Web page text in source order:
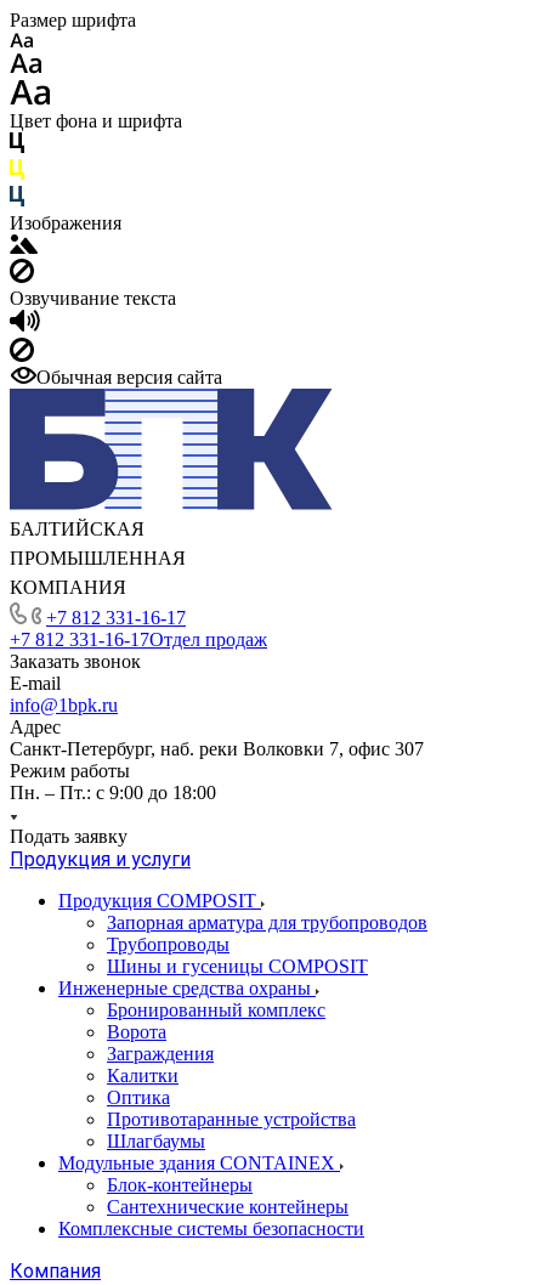
Размер шрифта
Цвет фона и шрифта
Изображения
Озвучивание текста
Обычная версия сайта
БАЛТИЙСКАЯ
ПРОМЫШЛЕННАЯ
КОМПАНИЯ
+7 812 331-16-17
+7 812 331-16-17Отдел продаж
Заказать звонок
E-mail
info@1bpk.ru
Адрес
Санкт-Петербург, наб. реки Волковки 7, офис 307
Режим работы
Пн. – Пт.: с 9:00 до 18:00
Подать заявку
Продукция и услуги
Продукция COMPOSIT
Запорная арматура для трубопроводов
Трубопроводы
Шины и гусеницы COMPOSIT
Инженерные средства охраны
Бронированный комплекс
Ворота
Заграждения
Калитки
Оптика
Противотаранные устройства
Шлагбаумы
Модульные здания CONTAINEX
Блок-контейнеры
Сантехнические контейнеры
Комплексные системы безопасности
Компания